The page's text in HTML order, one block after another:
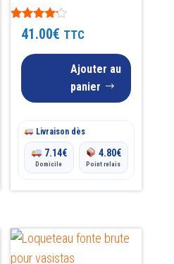
Note
4.0041.00€ TTC
Ajouter au
panier
Livraison dès
7.14€
Domicile
4.80€
Point relais